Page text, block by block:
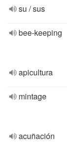
su / sus
bee-keeping
apicultura
mintage
acuñación